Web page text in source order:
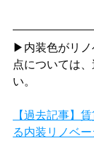
▶内装色がリノ
点については
い。
【過去記事】
る内装リノベ